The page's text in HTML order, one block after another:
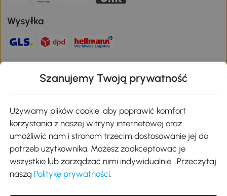
Wysyłka
Pobierz aplikację Aosom
Google Play
Szanujemy Twoją prywatność
Używamy plików cookie, aby poprawić komfort
korzystania z naszej witryny internetowej oraz
umożliwić nam i stronom trzecim dostosowanie jej do
potrzeb użytkownika. Możesz zaakceptować je
wszystkie lub zarządzać nimi indywidualnie. Przeczytaj
naszą Politykę prywatności.